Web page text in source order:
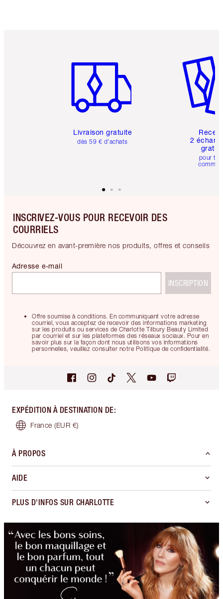
Livraison gratuite
dès 59 € d'achats
2
pour
INSCRIVEZ-VOUS POUR RECEVOIR DES
COURRIELS
Découvrez en avant-première nos produits, offres et conseils
Offre soumise à conditions. En communiquant votre adresse
courriel, vous acceptez de recevoir des informations marketing
sur les produits ou services de Charlotte Tilbury Beauty Limited
par courriel et sur les plateformes des réseaux sociaux. Pour en
savoir plus sur la façon dont nous utilisons vos informations
personnelles, veuillez consulter notre Politique de confidentialité.
Adresse e-mail
INSCRIPTION
EXPÉDITION À DESTINATION DE:
France (EUR €)
À PROPOS
AIDE
PLUS D'INFOS SUR CHARLOTTE